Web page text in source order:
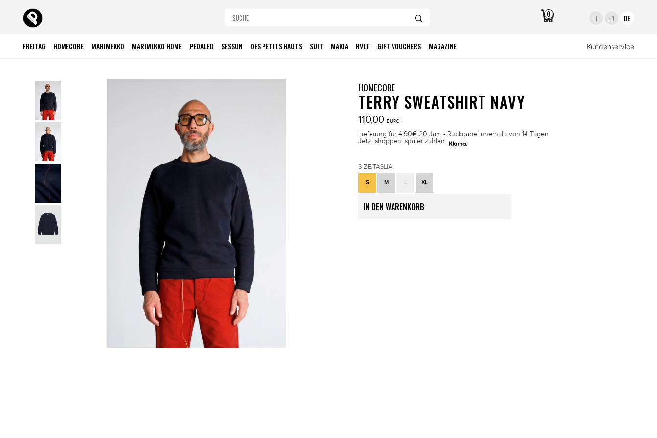
0 IT EN DE
FREITAG HOMECORE MARIMEKKO MARIMEKKO HOME PEDALED SESSUN DES PETITS HAUTS SUIT MAKIA RVLT GIFT VOUCHERS MAGAZINE Kundenservice
HOMECORE
TERRY SWEATSHIRT NAVY
110,00 EURO
Lieferung für 4,90€ 20 Jan. - Rückgabe innerhalb von 14 Tagen
Jetzt shoppen, später zahlen
SIZE/TAGLIA
S M L XL
IN DEN WARENKORB